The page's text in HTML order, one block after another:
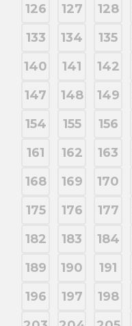
126
127 128
133
134 135
140
141 142
147
148 149
154
155 156
161
162 163
168
169 170
175
176 177
182
183 184
189
190 191
196
197 198